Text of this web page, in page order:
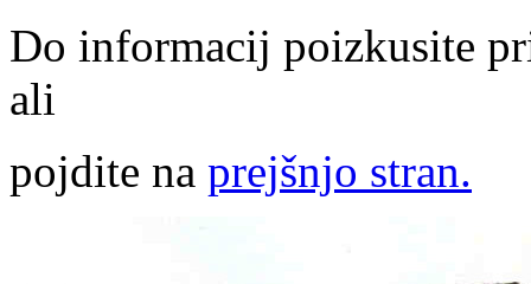
Do informacij poizkusite
ali
pojdite na prejšnjo stran.